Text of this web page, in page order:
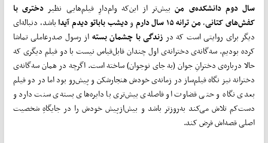
سال دوم دانشکده‌ی منبیش‌تر از این‌که وام‌دارِ فیلم‌هایی نظیر دختری با
کفشهای کتانی،من ترانه ۱۵ سال دارم ودیشب باباتو دیدم آیداباشد، دنباله‌ای
دیگر برای روایتی است که در زندگی با چشمان بستهاز رسول صدرعاملی تماشا
کرده بودیم. سه‌گانه‌ی دخترانه‌ی اول چندان قابل‌قیاس نیست با دو فیلم دیگری که
حالا درباره‌ی دخترانِ جوان (به جای نوجوان) ساخته است. اگرچه در همان سه‌گانه‌ی
دخترانه نیز نگاه فیلم‌ساز در زمانه‌ی خودش هنجارشکن و پیش‌رو بود اما در دو فیلم
بعدی نگاه و حتی قضاوت او فاصله‌ی بیش‌تری با دایره‌های بسته‌ی سنت دارد و
دست‌کم تلاش می‌کند به‌روزتر باشد و بیش‌ازپیش خودش را در جایگاهِ شخصیت
اصلی قصه‌اش فرض کند.